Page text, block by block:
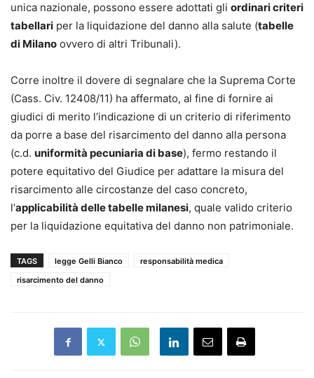
unica nazionale, possono essere adottati gli ordinari criteri
tabellari per la liquidazione del danno alla salute (tabelle
di Milano ovvero di altri Tribunali).
Corre inoltre il dovere di segnalare che la Suprema Corte
(Cass. Civ. 12408/11) ha affermato, al fine di fornire ai
giudici di merito l’indicazione di un criterio di riferimento
da porre a base del risarcimento del danno alla persona
(c.d. uniformità pecuniaria di base), fermo restando il
potere equitativo del Giudice per adattare la misura del
risarcimento alle circostanze del caso concreto,
l’applicabilità delle tabelle milanesi, quale valido criterio
per la liquidazione equitativa del danno non patrimoniale.
TAGS legge Gelli Bianco
responsabilità medica
risarcimento del danno